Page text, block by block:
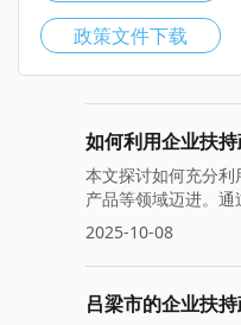
吕梁市产业扶持政
酒、红枣和小杂粮等
2025-10-15
如何利用企业扶
本文探讨如何充分
产品等领域迈进。
2025-10-08
吕梁市的企业扶
政策文件下载